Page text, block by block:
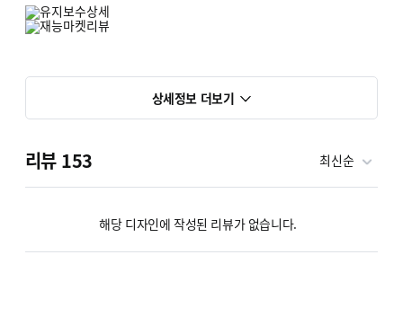
상세정보 더보기
리뷰 153 최신순
해당 디자인에 작성된 리뷰가 없습니다.